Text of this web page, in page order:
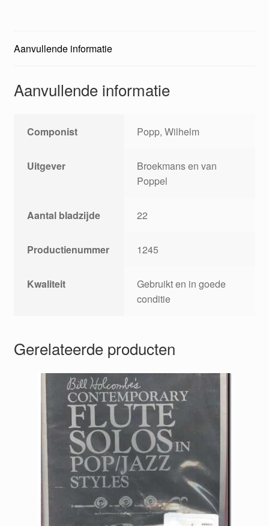
Aanvullende informatie
Aanvullende informatie
Componist Popp, Wilhelm
Uitgever
Broekmans en van
Poppel
Aantal bladzijde 22
Productienummer 1245
Kwaliteit
Gebruikt en in goede
conditie
Gerelateerde producten